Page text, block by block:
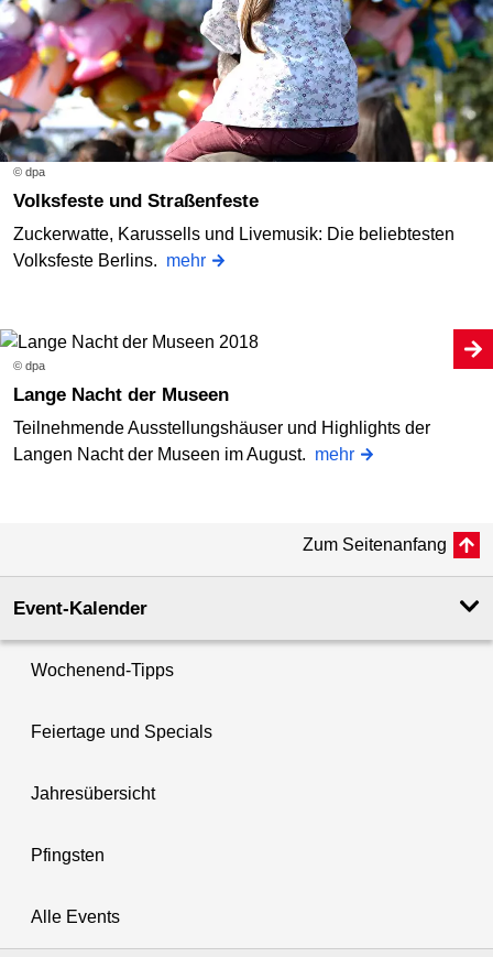
© dpa
Volksfeste und Straßenfeste
Zuckerwatte, Karussells und Livemusik: Die beliebtesten
Volksfeste Berlins. mehr
© dpa
Lange Nacht der Museen
Teilnehmende Ausstellungshäuser und Highlights der
Langen Nacht der Museen im August. mehr
Zum Seitenanfang
Event-Kalender
Wochenend-Tipps
Feiertage und Specials
Jahresübersicht
Pfingsten
Alle Events